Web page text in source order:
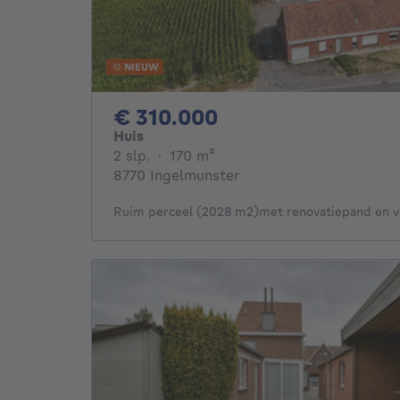
NIEUW
€ 310.000
Huis
2 slp. 2 slaapkamers
· 170 m²
8770 Ingelmunster
Ruim perceel (2028 m2)met renovatiepand en